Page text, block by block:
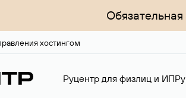
хостингом
Руцентр для физлиц и ИП